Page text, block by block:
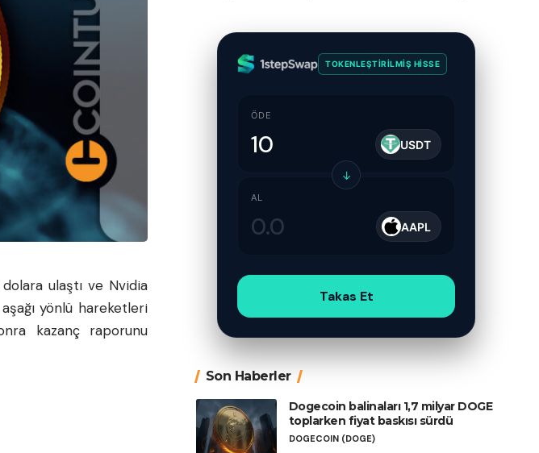
ulaştı ve Nvidia
yönlü hareketleri
kazanç raporunu
TOKENLEŞTIRILMIŞ HISSE
ÖDE
USDT
↓
AL
AAPL
Takas Et
Son Haberler
Dogecoin balinaları 1,7 milyar DOGE
toplarken fiyat baskısı sürdü
DOGECOIN (DOGE)